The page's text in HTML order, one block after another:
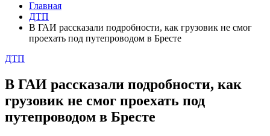
Главная
ДТП
В ГАИ рассказали подробности, как грузовик не смог
проехать под путепроводом в Бресте
ДТП
В ГАИ рассказали подробности, как
грузовик не смог проехать под
путепроводом в Бресте